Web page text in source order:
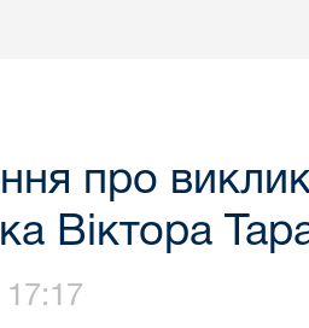
про
Віктора
17:17